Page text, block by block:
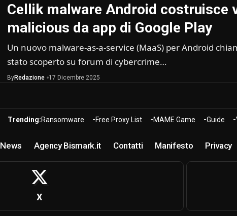
Cellik malware Android costruisce
malicious da app di Google Play
Un nuovo malware-as-a-service (MaaS) per Android
stato scoperto su forum di cybercrime…
ByRedazione 17 Dicembre 2025
Trending:Ransomware Free Proxy List MAME Game Guide
News Agency Bismark.it Contatti Manifesto Privacy
X